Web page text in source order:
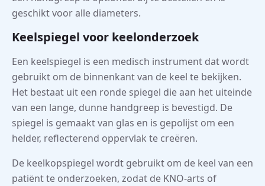
geschikt voor alle diameters.
Keelspiegel voor keelonderzoek
Een keelspiegel is een medisch instrument dat wordt
gebruikt om de binnenkant van de keel te bekijken.
Het bestaat uit een ronde spiegel die aan het uiteinde
van een lange, dunne handgreep is bevestigd. De
spiegel is gemaakt van glas en is gepolijst om een
helder, reflecterend oppervlak te creëren.
De keelkopspiegel wordt gebruikt om de keel van een
patiënt te onderzoeken, zodat de KNO-arts of